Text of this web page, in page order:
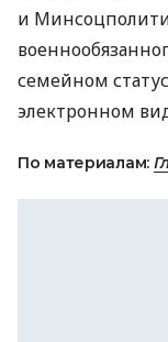
и
семейном
электронном
По материалам: